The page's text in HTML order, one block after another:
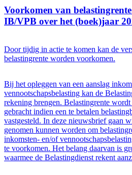
Voorkomen van
IB/VPB over het (boek)jaar
Door tijdig in actie te komen kan de
belastingrente worden voorkomen.
Bij het opleggen van een aanslag
vennootschapsbelasting kan de
rekening brengen. Belastingrente
gebracht indien een te betalen
vastgesteld. In deze nieuwsbrief gaan
genomen kunnen worden om
inkomsten- en/of
te voorkomen. Het belang daarvan is
waarmee de Belastingdienst rekent